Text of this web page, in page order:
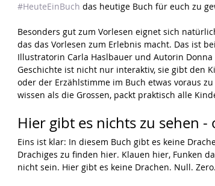
#HeuteEinBuch das heutige Buch für euch zu
Besonders gut zum Vorlesen eignet sich
das das Vorlesen zum Erlebnis macht. Das ist
Illustratorin Carla Haslbauer und Autorin
Geschichte ist nicht nur interaktiv, sie gibt den
oder der Erzählstimme im Buch etwas voraus
wissen als die Grossen, packt praktisch alle
Hier gibt es nichts zu sehen -
Eins ist klar: In diesem Buch gibt es keine
Drachiges zu finden hier. Klauen hier, Funken
nicht sein. Hier gibt es keine Drachen. Null.